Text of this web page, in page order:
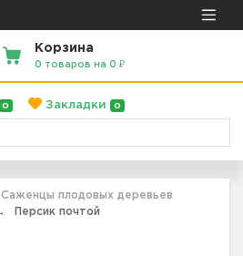
Корзина
0 товаров на 0 ₽
0 Закладки 0
Саженцы плодовых деревьев
Персик почтой